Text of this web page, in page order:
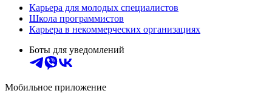
Карьера для молодых специалистов
Школа программистов
Карьера в некоммерческих организациях
Боты для уведомлений
Мобильное приложение